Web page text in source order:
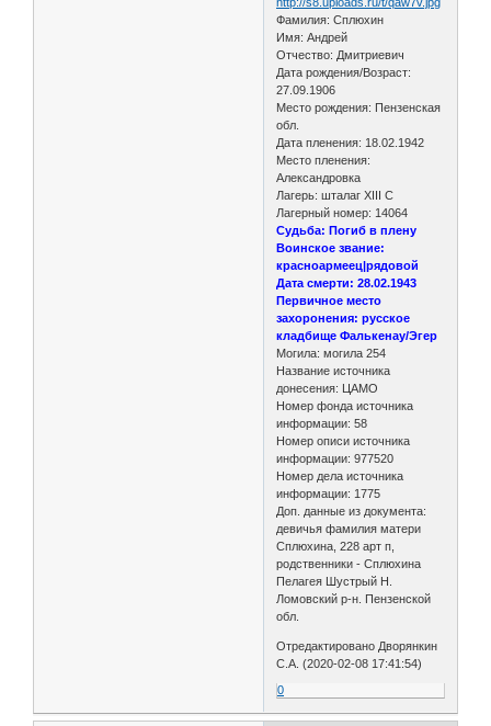
Фамилия: Сплюхин
Имя: Андрей
Отчество: Дмитриевич
Дата рождения/Возраст:
27.09.1906
Место рождения: Пензенская
обл.
Дата пленения: 18.02.1942
Место пленения:
Александровка
Лагерь: шталаг XIII C
Лагерный номер: 14064
Судьба: Погиб в плену
Воинское звание:
красноармеец|рядовой
Дата смерти: 28.02.1943
Первичное место
захоронения: русское
кладбище Фалькенау/Эгер
Могила: могила 254
Название источника
донесения: ЦАМО
Номер фонда источника
информации: 58
Номер описи источника
информации: 977520
Номер дела источника
информации: 1775
Доп. данные из документа:
девичья фамилия матери
Сплюхина, 228 арт п,
родственники - Сплюхина
Пелагея Шустрый Н.
Ломовский р-н. Пензенской
обл.
Отредактировано Дворянкин
С.А. (2020-02-08 17:41:54)
0